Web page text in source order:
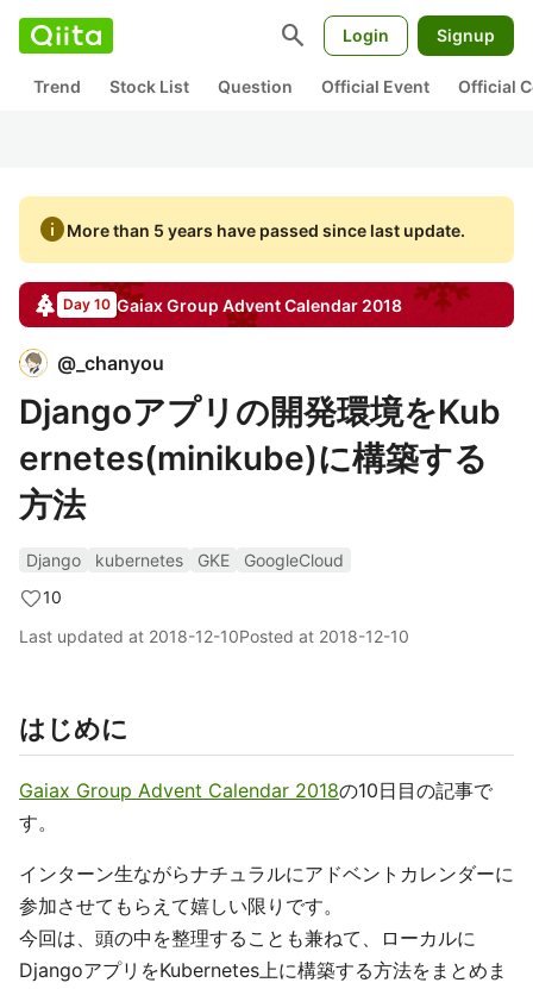
search Login Signup
Trend Stock List Question Official Event Official
infoMore than 5 years have passed since last update.
Day 10 Gaiax Group Advent Calendar 2018
@ _chanyou
Djangoアプリの開発環境をKub
ernetes(minikube)に構築する
方法
Django kubernetes GKE
GoogleCloud
10
Last updated at 2018-12-10Posted at 2018-12-10
はじめに
Gaiax Group Advent Calendar 2018の10日目の記事で
す。
インターン生ながらナチュラルにアドベントカレンダーに
参加させてもらえて嬉しい限りです。
今回は、頭の中を整理することも兼ねて、ローカルに
DjangoアプリをKubernetes上に構築する方法をまとめま